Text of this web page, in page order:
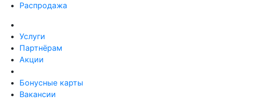
Распродажа
Услуги
Партнёрам
Акции
Бонусные карты
Вакансии